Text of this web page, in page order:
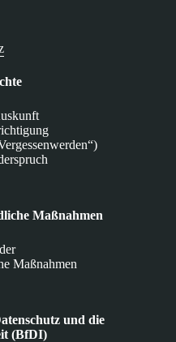
Maßnahmen
Maßnahmen
und die
(BfDI)